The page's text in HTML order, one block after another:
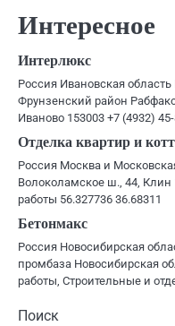
записям
Интересное
Интерлюкс
Россия Ивановская
Фрунзенский район
Иваново 153003 +7 (4932)
Отделка квартир и
Россия Москва и
Волоколамское ш., 44, Клин
работы 56.327736 36.68311
Бетонмакс
Россия Новосибирская
промбаза Новосибирская
работы, Строительные и
Поиск